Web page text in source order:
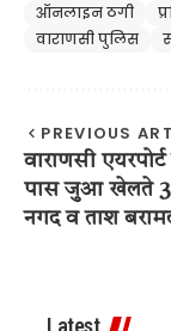
ऑनलाइन ठगी
वाराणसी पुलिस
PREVIOUS
वाराणसी एयरपोर्ट
पास जुआ खेलते 3
नगद व ताश
Latest